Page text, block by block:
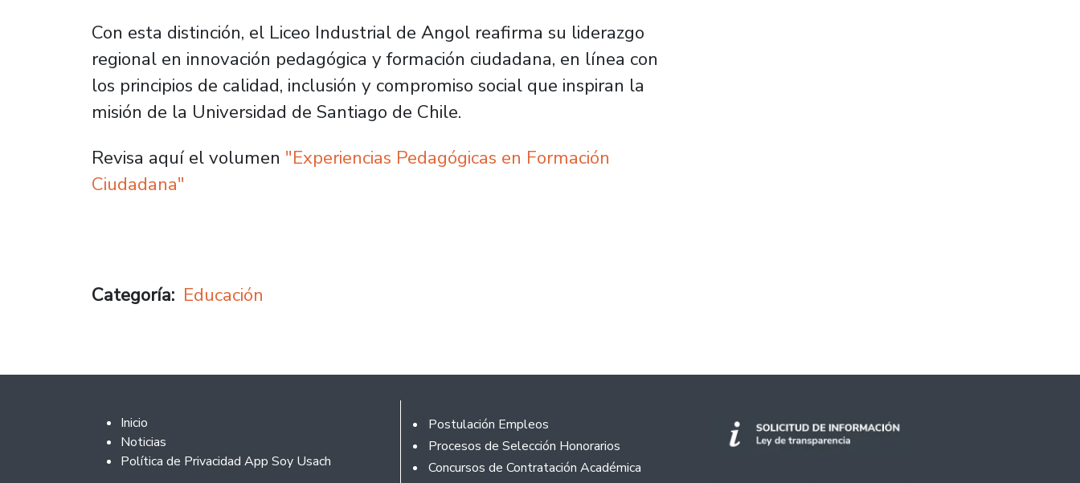
Con esta distinción, el Liceo Industrial de Angol reafirma su liderazgo
regional en innovación pedagógica y formación ciudadana, en línea con
los principios de calidad, inclusión y compromiso social que inspiran la
misión de la Universidad de Santiago de Chile.
Revisa aquí el volumen "Experiencias Pedagógicas en Formación
Ciudadana"
Categoría Educación
Footer 2
Inicio
Noticias
Política de Privacidad App Soy Usach
Footer
Postulación Empleos
Procesos de Selección Honorarios
Concursos de Contratación Académica